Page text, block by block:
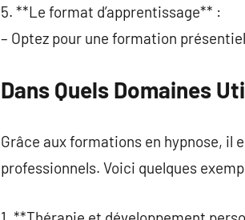
5. **Le format d’apprentissage** :
– Optez pour une formation
Dans Quels Domaines
Grâce aux formations en hypnose, il
professionnels. Voici quelques